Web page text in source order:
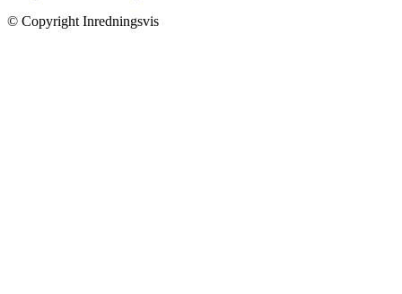
© Copyright Inredningsvis